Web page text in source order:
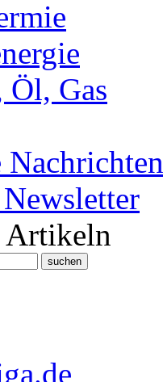
Öl, Gas
Nachrichten
Artikeln